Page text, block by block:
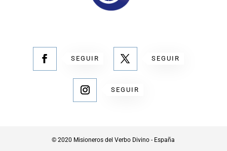
SEGUIR SEGUIR
SEGUIR
© 2020 Misioneros del Verbo Divino - España